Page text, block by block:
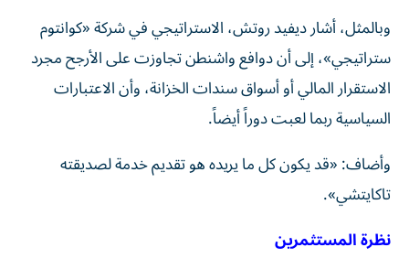
وبالمثل، أشار ديفيد روتش، الاستراتيجي في شركة «كوانتوم
ستراتيجي»، إلى أن دوافع واشنطن تجاوزت على الأرجح مجرد
الاستقرار المالي أو أسواق سندات الخزانة، وأن الاعتبارات
السياسية ربما لعبت دوراً أيضاً.
وأضاف: «قد يكون كل ما يريده هو تقديم خدمة لصديقته
تاكايتشي».
نظرة المستثمرين